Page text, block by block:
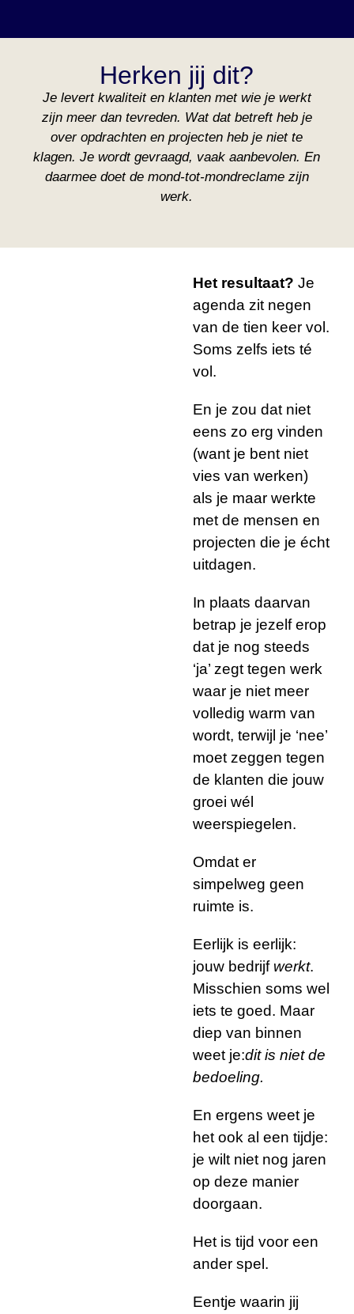
Herken jij dit?
Je levert kwaliteit en klanten met wie je werkt
zijn meer dan tevreden. Wat dat betreft heb je
over opdrachten en projecten heb je niet te
klagen. Je wordt gevraagd, vaak aanbevolen. En
daarmee doet de mond-tot-mondreclame zijn
werk.
Het resultaat? Je
agenda zit negen
van de tien keer vol.
Soms zelfs iets té
vol.
En je zou dat niet
eens zo erg vinden
(want je bent niet
vies van werken)
als je maar werkte
met de mensen en
projecten die je écht
uitdagen.
In plaats daarvan
betrap je jezelf erop
dat je nog steeds
‘ja’ zegt tegen werk
waar je niet meer
volledig warm van
wordt, terwijl je ‘nee’
moet zeggen tegen
de klanten die jouw
groei wél
weerspiegelen.
Omdat er
simpelweg geen
ruimte is.
Eerlijk is eerlijk:
jouw bedrijf werkt.
Misschien soms wel
iets te goed. Maar
diep van binnen
weet je:dit is niet de
bedoeling.
En ergens weet je
het ook al een tijdje:
je wilt niet nog jaren
op deze manier
doorgaan.
Het is tijd voor een
ander spel.
Eentje waarin jij